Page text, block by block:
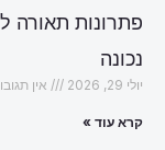
פתרונות תאורה
נכונה
יולי 29, 2026 אין
קרא עוד »